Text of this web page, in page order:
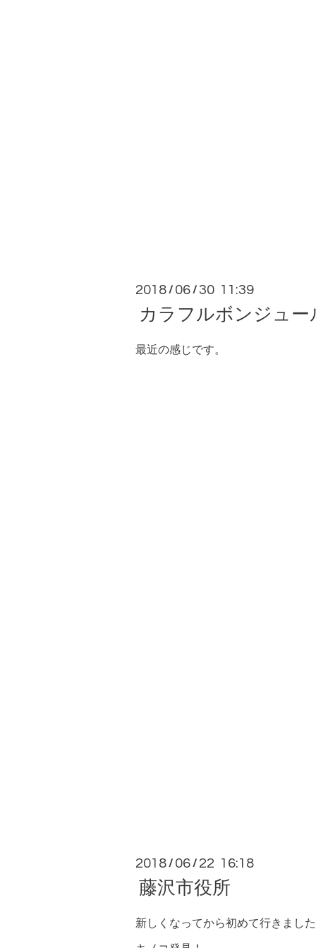
2018 / 06 /30 11:39
カラフルボンジュー
最近の感じです。
2018 / 06 / 22 16:18
藤沢市役所
新しくなってから初めて行きまし